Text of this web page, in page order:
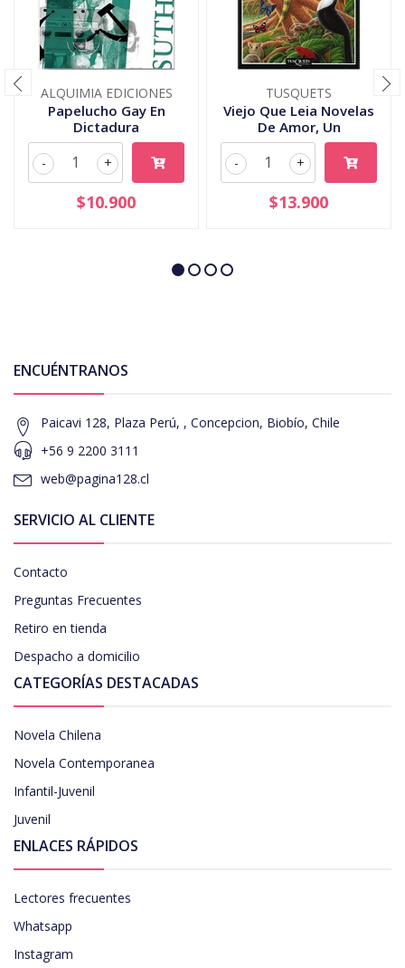
ALQUIMIA EDICIONES
Papelucho Gay En
Dictadura
+
-
$10.900
TUSQUETS
Viejo Que Leia Novelas
De Amor, Un
+
-
$13.900
ENCUÉNTRANOS
Paicavi 128, Plaza Perú, , Concepcion, Biobío, Chile
+56 9 2200 3111
web@pagina128.cl
SERVICIO AL CLIENTE
Contacto
Preguntas Frecuentes
Retiro en tienda
Despacho a domicilio
CATEGORÍAS DESTACADAS
Novela Chilena
Novela Contemporanea
Infantil-Juvenil
Juvenil
ENLACES RÁPIDOS
Lectores frecuentes
Whatsapp
Instagram